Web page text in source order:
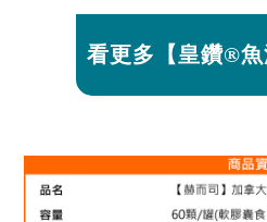
看更多【皇鑽®